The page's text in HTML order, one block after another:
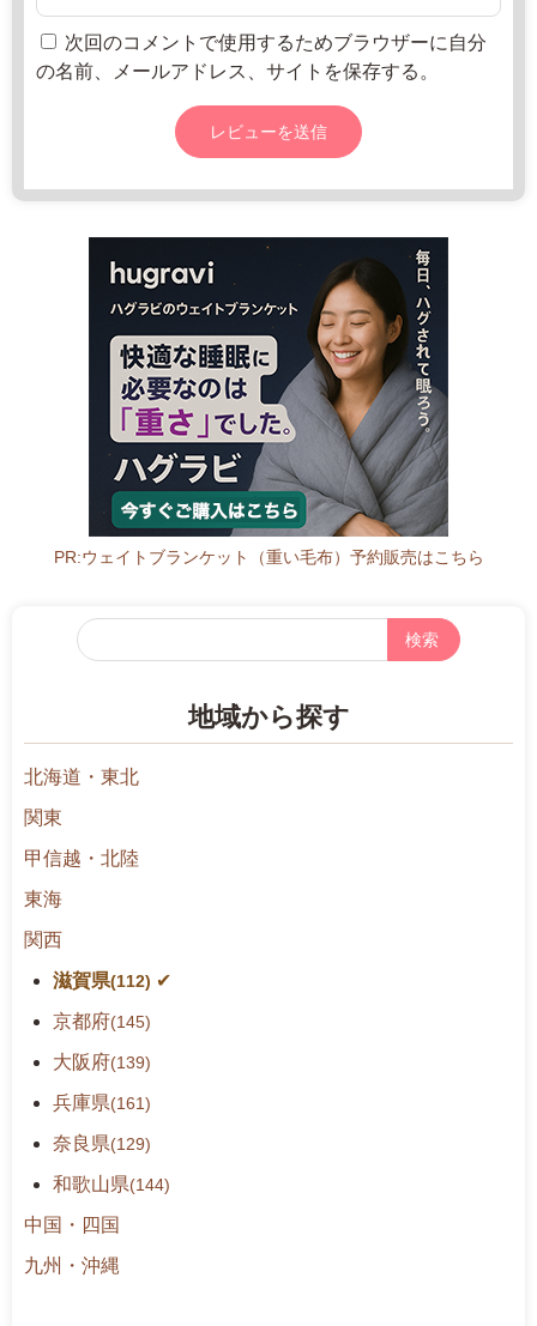
次回のコメントで使用するためブラウザーに自分
の名前、メールアドレス、サイトを保存する。
PR:ウェイトブランケット（重い毛布）予約販売はこちら
フ
リ
索
地域から探す
北海道・東北
関東
甲信越・北陸
東海
関西
滋賀県(112)
京都府(145)
大阪府(139)
兵庫県(161)
奈良県(129)
和歌山県(144)
中国・四国
九州・沖縄